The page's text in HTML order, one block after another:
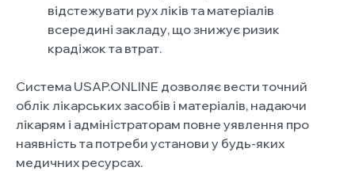
відстежувати рух ліків та матеріалів
всередині закладу, що знижує ризик
крадіжок та втрат.
Система USAP.ONLINE дозволяє вести точний
облік лікарських засобів і матеріалів, надаючи
лікарям і адміністраторам повне уявлення про
наявність та потреби установи у будь-яких
медичних ресурсах.